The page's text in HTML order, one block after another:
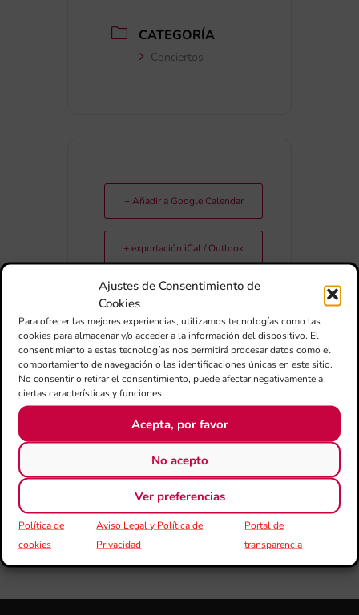
Ajustes de Consentimiento de
Cookies
Para ofrecer las mejores experiencias, utilizamos tecnologías como las
cookies para almacenar y/o acceder a la información del dispositivo. El
consentimiento a estas tecnologías nos permitirá procesar datos como el
comportamiento de navegación o las identificaciones únicas en este sitio.
No consentir o retirar el consentimiento, puede afectar negativamente a
ciertas características y funciones.
Acepta, por favor
No acepto
Ver preferencias
Política de
cookies
Aviso Legal y Política de
Privacidad
Portal de
transparencia
CATEGORÍA
Conciertos
+ Añadir a Google Calendar
+ exportación iCal / Outlook
COMPARTIR ESTE EVENTO